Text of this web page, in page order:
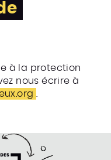
à la protection
nous écrire à